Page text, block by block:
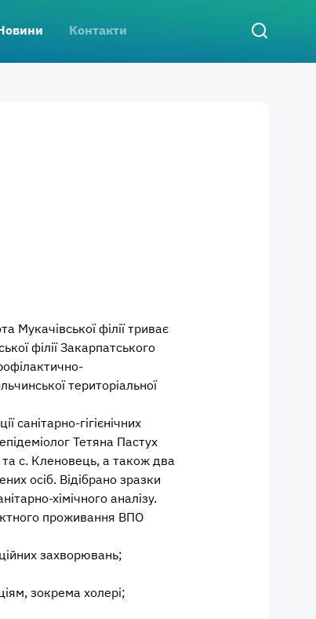
Контакти
Мукачівської філії триває
філії Закарпатського
територіальної
санітарно-гігієнічних
Тетяна Пастух
та с. Кленовець, а також два
осіб. Відібрано зразки
хімічного аналізу.
проживання ВПО
захворювань;
зокрема холері;